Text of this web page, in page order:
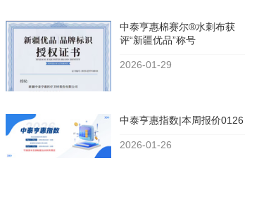
中泰亨惠棉赛尔®水刺布获
评“新疆优品”称号
2026-01-29
中泰亨惠指数|本周报价0126
2026-01-26